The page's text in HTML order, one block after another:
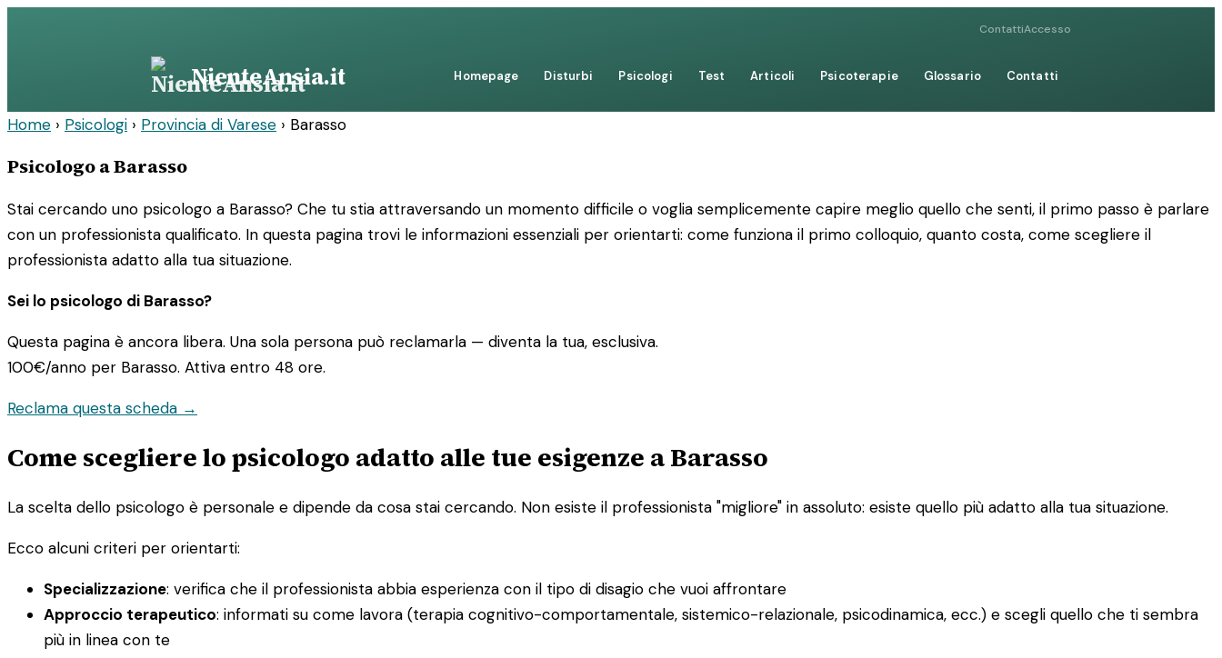
ContattiAccesso
NienteAnsia.it Homepage Disturbi Psicologi Test Articoli Psicoterapie Glossario Contatti
Home › Psicologi › Provincia di Varese › Barasso
Psicologo a Barasso
Stai cercando uno psicologo a Barasso? Che tu stia attraversando un momento difficile o voglia semplicemente capire meglio quello che senti, il primo passo è parlare
con un professionista qualificato. In questa pagina trovi le informazioni essenziali per orientarti: come funziona il primo colloquio, quanto costa, come scegliere il
professionista adatto alla tua situazione.
Sei lo psicologo di Barasso?
Questa pagina è ancora libera. Una sola persona può reclamarla — diventa la tua, esclusiva.
100€/anno per Barasso. Attiva entro 48 ore.
Reclama questa scheda →
Come scegliere lo psicologo adatto alle tue esigenze a Barasso
La scelta dello psicologo è personale e dipende da cosa stai cercando. Non esiste il professionista "migliore" in assoluto: esiste quello più adatto alla tua situazione.
Ecco alcuni criteri per orientarti:
Specializzazione: verifica che il professionista abbia esperienza con il tipo di disagio che vuoi affrontare
Approccio terapeutico: informati su come lavora (terapia cognitivo-comportamentale, sistemico-relazionale, psicodinamica, ecc.) e scegli quello che ti sembra
più in linea con te